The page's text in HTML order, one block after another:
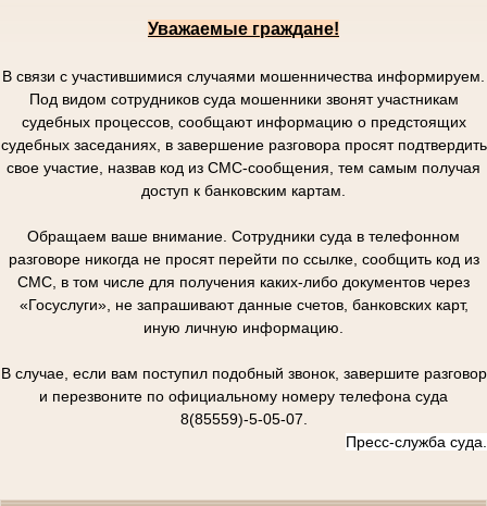
Уважаемые граждане!
В связи с участившимися случаями мошенничества информируем.
Под видом сотрудников суда мошенники звонят участникам
судебных процессов, сообщают информацию о предстоящих
судебных заседаниях, в завершение разговора просят подтвердить
свое участие, назвав код из СМС-сообщения, тем самым получая
доступ к банковским картам.
Обращаем ваше внимание. Сотрудники суда в телефонном
разговоре никогда не просят перейти по ссылке, сообщить код из
СМС, в том числе для получения каких-либо документов через
«Госуслуги», не запрашивают данные счетов, банковских карт,
иную личную информацию.
В случае, если вам поступил подобный звонок, завершите разговор
и перезвоните по официальному номеру телефона суда
8(85559)-5-05-07.
Пресс-служба суда.